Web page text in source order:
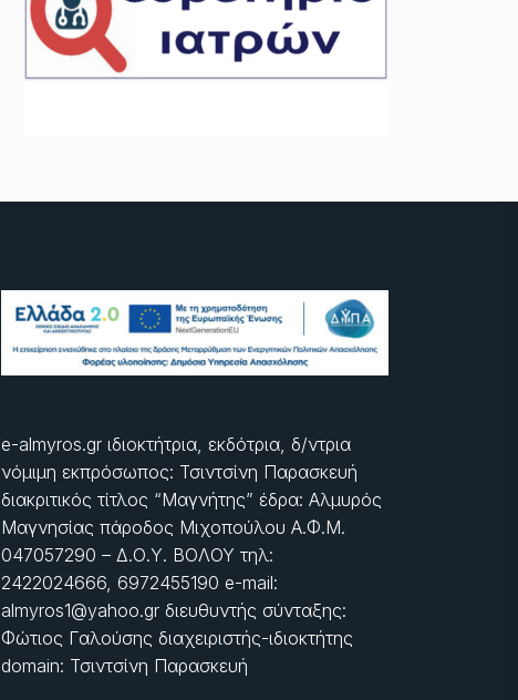
e-almyros.gr ιδιοκτήτρια, εκδότρια, δ/ντρια
νόμιμη εκπρόσωπος: Τσιντσίνη Παρασκευή
διακριτικός τίτλος “Μαγνήτης” έδρα: Αλμυρός
Μαγνησίας πάροδος Μιχοπούλου Α.Φ.Μ.
047057290 – Δ.Ο.Υ. ΒΟΛΟΥ τηλ:
2422024666, 6972455190 e-mail:
almyros1@yahoo.gr διευθυντής σύνταξης:
Φώτιος Γαλούσης διαχειριστής-ιδιοκτήτης
domain: Τσιντσίνη Παρασκευή